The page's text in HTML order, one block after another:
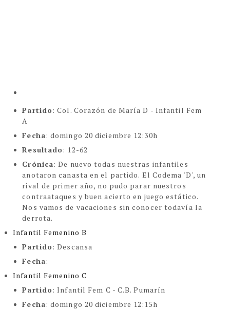
Partido:Col. Corazón de María D - Infantil Fem
A
Fecha: domingo 20 diciembre 12:30h
Resultado: 12-62
Crónica: De nuevo todas nuestras infantiles
anotaron canasta en el partido. El Codema 'D', un
rival de primer año, no pudo parar nuestros
contraataques y buen acierto en juego estático.
Nos vamos de vacaciones sin conocer todavía la
derrota.
Infantil Femenino B
Partido: Descansa
Fecha:
Infantil Femenino C
Partido:Infantil Fem C - C.B. Pumarín
Fecha: domingo 20 diciembre 12:15h